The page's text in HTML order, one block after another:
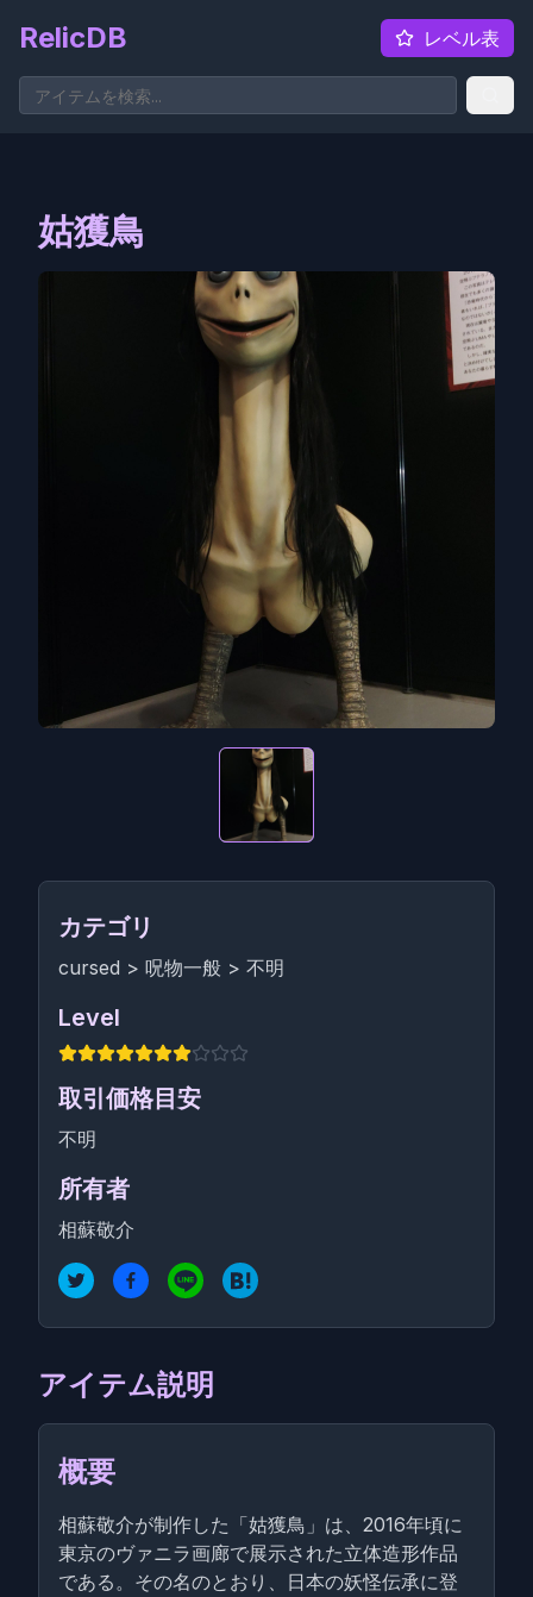
RelicDB レベル表
姑獲鳥
カテゴリ
cursed > 呪物一般 > 不明
Level
取引価格目安
不明
所有者
相蘇敬介
アイテム説明
概要
相蘇敬介が制作した「姑獲鳥」は、2016年頃に
東京のヴァニラ画廊で展示された立体造形作品
である。その名のとおり、日本の妖怪伝承に登